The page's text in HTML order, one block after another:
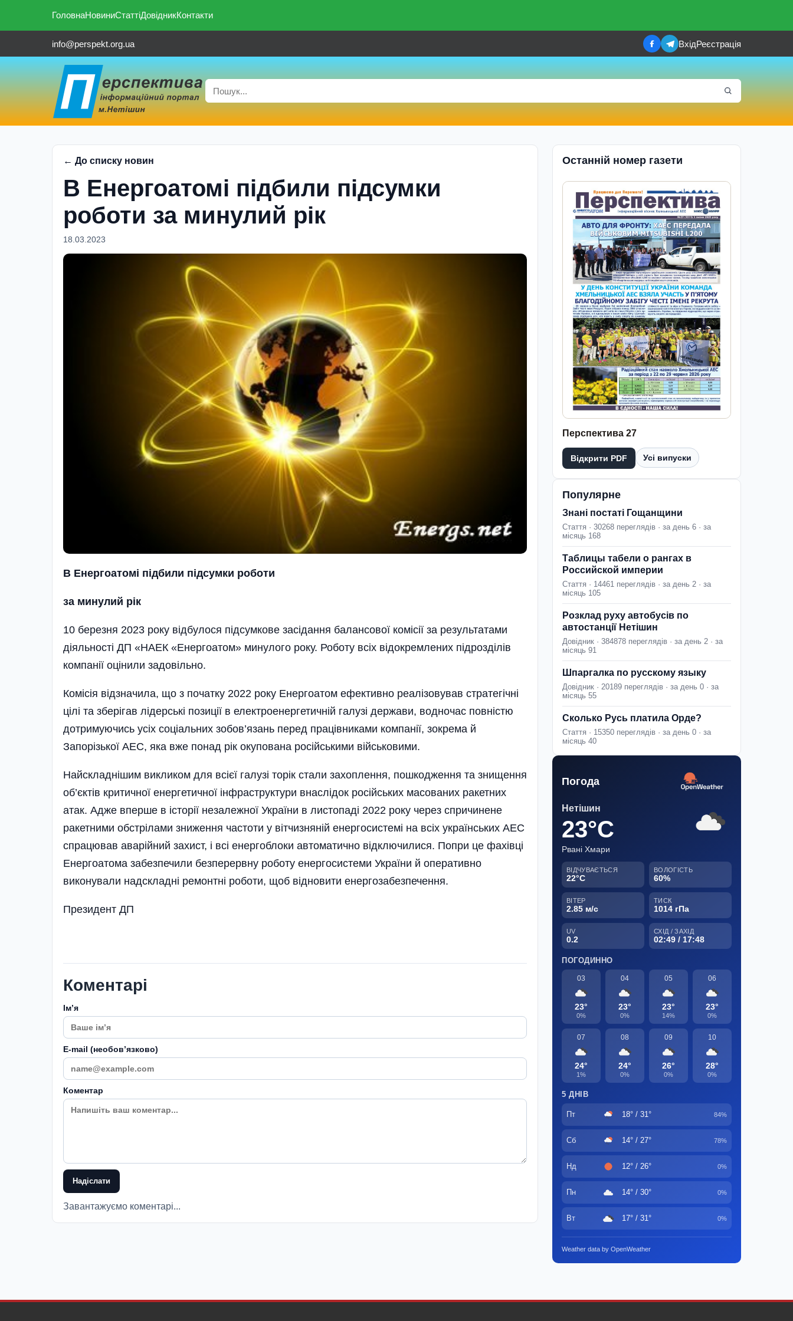
ГоловнаНовиниСтаттіДовідникКонтакти
info@perspekt.org.ua ВхідРеєстрація
← До списку новин
В Енергоатомі підбили підсумки
роботи за минулий рік
18.03.2023
В Енергоатомі підбили підсумки роботи
за минулий рік
10 березня 2023 року відбулося підсумкове засідання балансової комісії за результатами
діяльності ДП «НАЕК «Енергоатом» минулого року. Роботу всіх відокремлених підрозділів
компанії оцінили задовільно.
Комісія відзначила, що з початку 2022 року Енергоатом ефективно реалізовував стратегічні
цілі та зберігав лідерські позиції в електроенергетичній галузі держави, водночас повністю
дотримуючись усіх соціальних зобов’язань перед працівниками компанії, зокрема й
Запорізької АЕС, яка вже понад рік окупована російськими військовими.
Найскладнішим викликом для всієї галузі торік стали захоплення, пошкодження та знищення
об’єктів критичної енергетичної інфраструктури внаслідок російських масованих ракетних
атак. Адже вперше в історії незалежної України в листопаді 2022 року через спричинене
ракетними обстрілами зниження частоти у вітчизняній енергосистемі на всіх українських АЕС
спрацював аварійний захист, і всі енергоблоки автоматично відключилися. Попри це фахівці
Енергоатома забезпечили безперервну роботу енергосистеми України й оперативно
виконували надскладні ремонтні роботи, щоб відновити енергозабезпечення.
Президент ДП
Коментарі
Імʼя
E-mail (необовʼязково)
Коментар
Надіслати
Завантажуємо коментарі...
Останній номер газети
Перспектива 27
Відкрити PDF Усі випуски
Популярне
Знані постаті Гощанщини
Стаття · 30268 переглядів · за день 6 · за
місяць 168
Таблицы табели о рангах в
Российской империи
Стаття · 14461 переглядів · за день 2 · за
місяць 105
Розклад руху автобусів по
автостанції Нетішин
Довідник · 384878 переглядів · за день 2 · за
місяць 91
Шпаргалка по русскому языку
Довідник · 20189 переглядів · за день 0 · за
місяць 55
Сколько Русь платила Орде?
Стаття · 15350 переглядів · за день 0 · за
місяць 40
Погода
Нетішин
23°C
Рвані Хмари
ВІДЧУВАЄТЬСЯ
22°C
ВОЛОГІСТЬ
60%
ВІТЕР
2.85 м/с
ТИСК
1014 гПа
UV
0.2
СХІД / ЗАХІД
02:49 / 17:48
ПОГОДИННО
03
23°
0%
04
23°
0%
05
23°
14%
06
23°
0%
07
24°
1%
08
24°
0%
09
26°
0%
10
28°
0%
5 ДНІВ
Пт 18° / 31° 84%
Сб 14° / 27° 78%
Нд 12° / 26° 0%
Пн 14° / 30° 0%
Вт 17° / 31° 0%
Weather data by OpenWeather